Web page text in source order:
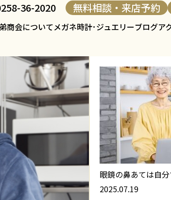
36-2020 無料相談・来店予約
商会についてメガネ時計･ジュエリーブログア
眼鏡の鼻あては自
2025.07.19